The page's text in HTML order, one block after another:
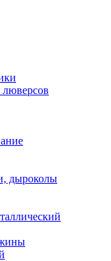
люверсов
дыроколы